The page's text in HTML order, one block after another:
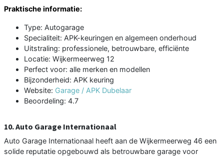
Praktische informatie:
Type: Autogarage
Specialiteit: APK-keuringen en algemeen onderhoud
Uitstraling: professionele, betrouwbare, efficiënte
Locatie: Wijkermeerweg 12
Perfect voor: alle merken en modellen
Bijzonderheid: APK keuring
Website: Garage / APK Dubelaar
Beoordeling: 4.7
10. Auto Garage Internationaal
Auto Garage Internationaal heeft aan de Wijkermeerweg 46 een
solide reputatie opgebouwd als betrouwbare garage voor